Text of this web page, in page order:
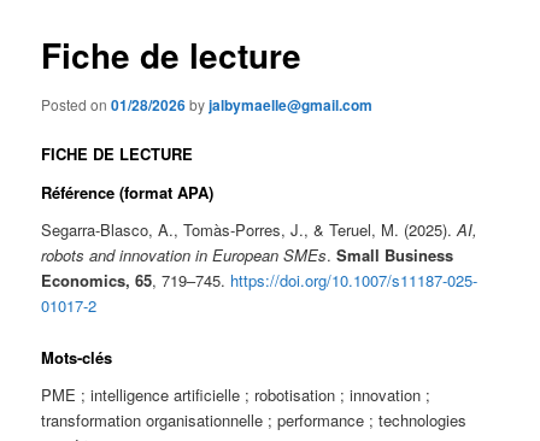
Fiche de lecture
Posted on01/28/2026byjalbymaelle@gmail.com
FICHE DE LECTURE
Référence (format APA)
Segarra-Blasco, A., Tomàs-Porres, J., & Teruel, M. (2025).AI,
robots and innovation in European SMEs.Small Business
Economics, 65, 719–745. https://doi.org/10.1007/s11187-025-
01017-2
Mots-clés
PME ; intelligence artificielle ; robotisation ; innovation ;
transformation organisationnelle ; performance ; technologies